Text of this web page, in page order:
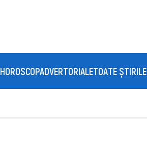
HOROSCOPADVERTORIALETOATE ȘTIRILE